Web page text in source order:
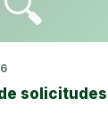
solicitudes